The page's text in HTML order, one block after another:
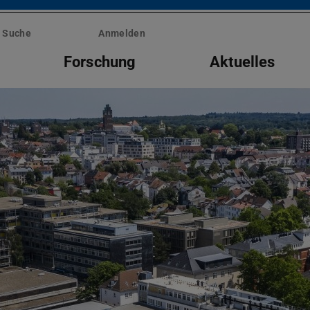
Suche Anmelden
Forschung Aktuelles